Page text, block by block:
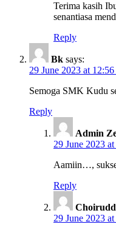
Terima kasih
senantiasa
Reply
Bk says:
29 June 2023 at 12:56
Semoga SMK Kudu
Reply
Admin
29 June 2023
Aamiin…,
Reply
29 June 2023